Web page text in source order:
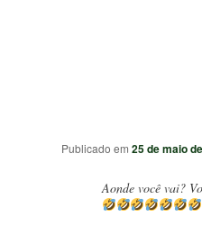
Publicado em 25 de maio
Aonde você vai?